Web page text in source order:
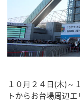
１０月２４日(木)
トからお台場周辺